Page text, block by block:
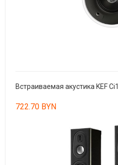
Встраиваемая акустика KEF
722.70 BYN